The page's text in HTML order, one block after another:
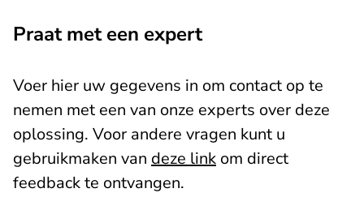
Praat met een expert
Voer hier uw gegevens in om contact op te
nemen met een van onze experts over deze
oplossing. Voor andere vragen kunt u
gebruikmaken van deze link om direct
feedback te ontvangen.